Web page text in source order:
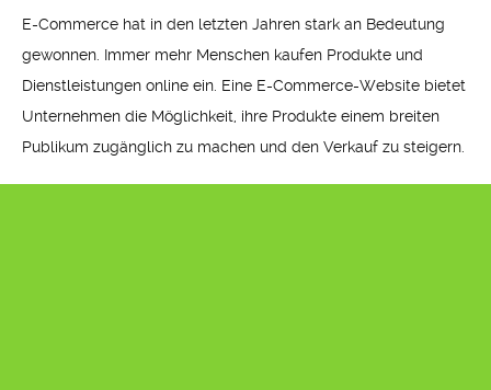
E-Commerce hat in den letzten Jahren stark an Bedeutung
gewonnen. Immer mehr Menschen kaufen Produkte und
Dienstleistungen online ein. Eine E-Commerce-Website bietet
Unternehmen die Möglichkeit, ihre Produkte einem breiten
Publikum zugänglich zu machen und den Verkauf zu steigern.